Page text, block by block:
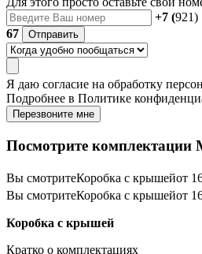
+7 (921)
67
Отправить
Я даю согласие на обработку
Подробнее в Политике
Перезвоните мне
Посмотрите
Вы смотритеКоробка с крышейот
Вы смотритеКоробка с крышейот
Коробка с крышей
Кратко о комплектациях